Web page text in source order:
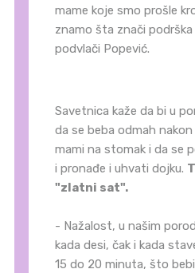
mame koje smo prošle
znamo šta znači
podvlači Popević.
Savetnica kaže da bi u
da se beba odmah
mami na stomak i da se
i pronađe i uhvati dojku.
"zlatni sat".
- Nažalost, u našim
kada desi, čak i kada
15 do 20 minuta, što